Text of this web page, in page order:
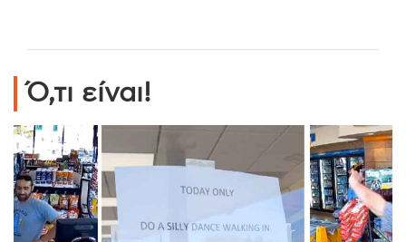
Ό,τι είναι!